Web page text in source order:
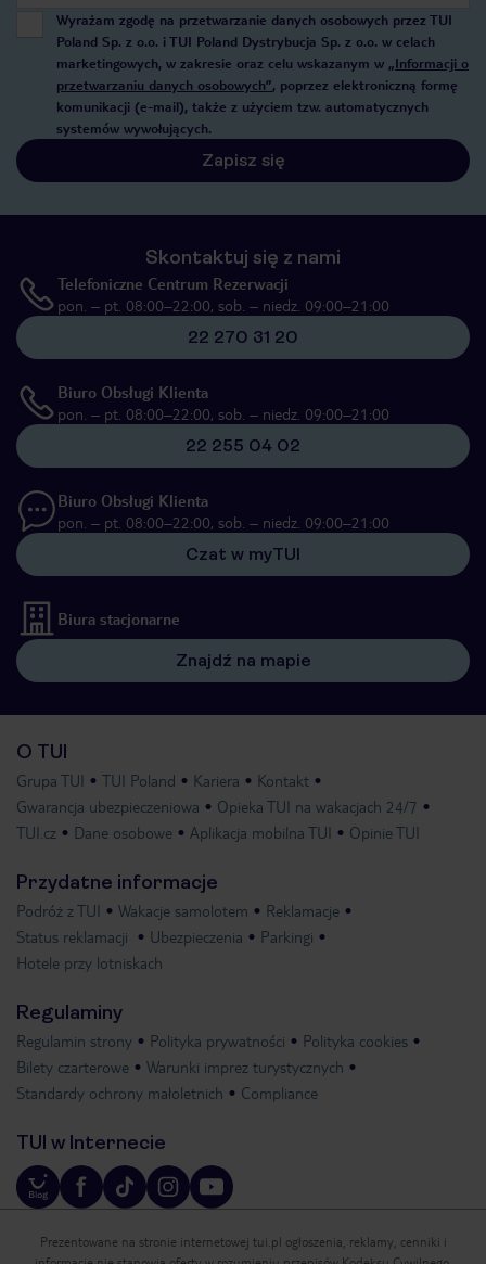
Wyrażam zgodę na przetwarzanie danych osobowych przez TUI
Poland Sp. z o.o. i TUI Poland Dystrybucja Sp. z o.o. w celach
marketingowych, w zakresie oraz celu wskazanym w „Informacji o
przetwarzaniu danych osobowych”, poprzez elektroniczną formę
komunikacji (e-mail), także z użyciem tzw. automatycznych
systemów wywołujących.
Zapisz się
Skontaktuj się z nami
Telefoniczne Centrum Rezerwacji
pon. – pt. 08:00–22:00, sob. – niedz. 09:00–21:00
22 270 31 20
Biuro Obsługi Klienta
pon. – pt. 08:00–22:00, sob. – niedz. 09:00–21:00
22 255 04 02
Biuro Obsługi Klienta
pon. – pt. 08:00–22:00, sob. – niedz. 09:00–21:00
Czat w myTUI
Biura stacjonarne
Znajdź na mapie
O TUI
Grupa TUI TUI Poland Kariera
Kontakt
Gwarancja ubezpieczeniowa
Opieka TUI na wakacjach 24/7
TUI.cz
Dane osobowe Aplikacja mobilna TUI Opinie TUI
Przydatne informacje
Podróż z TUI Wakacje samolotem
Reklamacje
Status reklamacji
Ubezpieczenia
Parkingi
Hotele przy lotniskach
Regulaminy
Regulamin strony Polityka prywatności
Polityka cookies
Bilety czarterowe
Warunki imprez turystycznych
Standardy ochrony małoletnich
Compliance
TUI w Internecie
Prezentowane na stronie internetowej tui.pl ogłoszenia, reklamy, cenniki i